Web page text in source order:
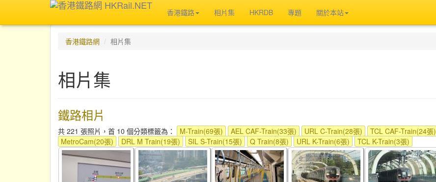
香港鐵路 相片集 HKRDB 專題 關於本站
香港鐵路網 相片集
相片集
鐵路相片
共 221 張照片，首 10 個分類標籤為： M-Train(69張) AEL CAF-Train(33張) URL C-Train(28張)
TCL CAF-Train(24張)
MetroCam(20張)
DRL M Train(19張) SIL S-Train(15張) Q Train(8張) URL K-Train(6張) TCL K-Train(3張)